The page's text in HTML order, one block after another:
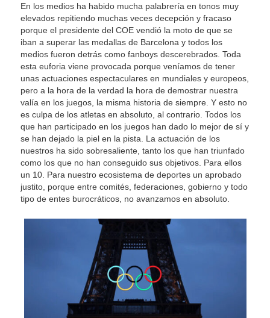
En los medios ha habido mucha palabrería en tonos muy
elevados repitiendo muchas veces decepción y fracaso
porque el presidente del COE vendió la moto de que se
iban a superar las medallas de Barcelona y todos los
medios fueron detrás como fanboys descerebrados. Toda
esta euforia viene provocada porque veníamos de tener
unas actuaciones espectaculares en mundiales y europeos,
pero a la hora de la verdad la hora de demostrar nuestra
valía en los juegos, la misma historia de siempre. Y esto no
es culpa de los atletas en absoluto, al contrario. Todos los
que han participado en los juegos han dado lo mejor de sí y
se han dejado la piel en la pista. La actuación de los
nuestros ha sido sobresaliente, tanto los que han triunfado
como los que no han conseguido sus objetivos. Para ellos
un 10. Para nuestro ecosistema de deportes un aprobado
justito, porque entre comités, federaciones, gobierno y todo
tipo de entes burocráticos, no avanzamos en absoluto.